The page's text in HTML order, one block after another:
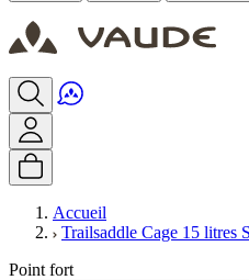
Accueil
Trailsaddle Cage 15 litres
Point fort